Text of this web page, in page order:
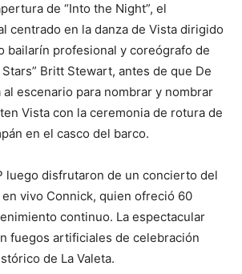
de “Into the Night”, el
centrado en la danza de Vista dirigido
bailarín profesional y coreógrafo de
Britt Stewart, antes de que De
escenario para nombrar y nombrar
Vista con la ceremonia de rotura de
en el casco del barco.
luego disfrutaron de un concierto del
vivo Connick, quien ofreció 60
continuo. La espectacular
fuegos artificiales de celebración
de La Valeta.